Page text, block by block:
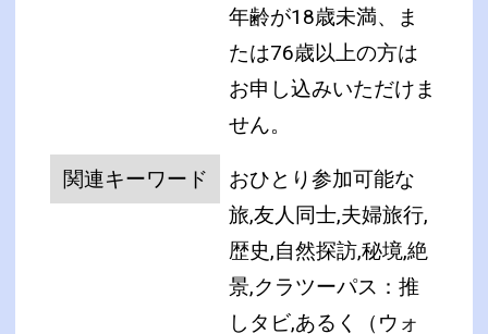
年齢が18歳未満、ま
たは76歳以上の方は
お申し込みいただけま
せん。
関連キーワード
おひとり参加可能な
旅,友人同士,夫婦旅行,
歴史,自然探訪,秘境,絶
景,クラツーパス：推
しタビ,あるく（ウォ